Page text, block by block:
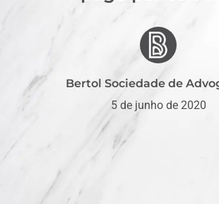
Bertol Sociedade de
5 de junho de 2020